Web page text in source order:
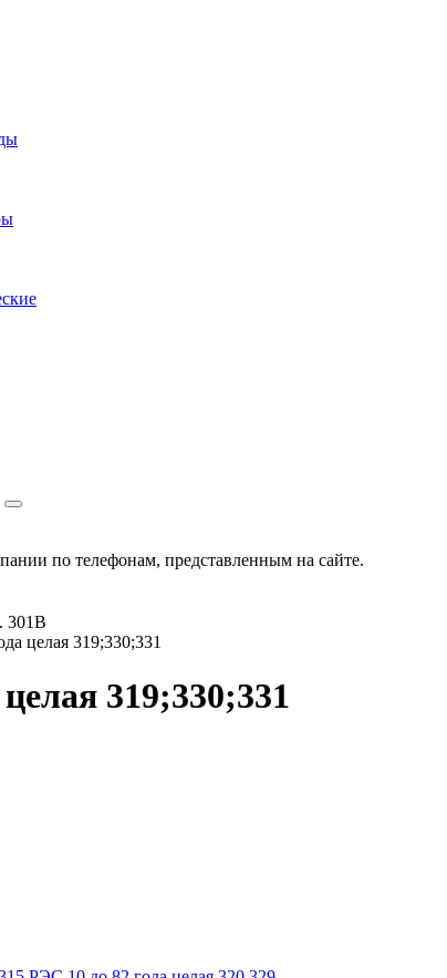
по телефонам, представленным на сайте.
301В
целая 319;330;331
319;330;331